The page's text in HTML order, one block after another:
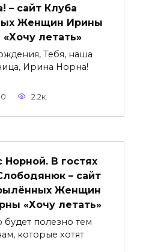
– сайт Клуба
Женщин Ирины
летать»
Тебя, наша
Ирина Норна!
0 2.2к.
Норной. В гостях
– сайт
Женщин
«Хочу летать»
будет полезно тем
которые хотят